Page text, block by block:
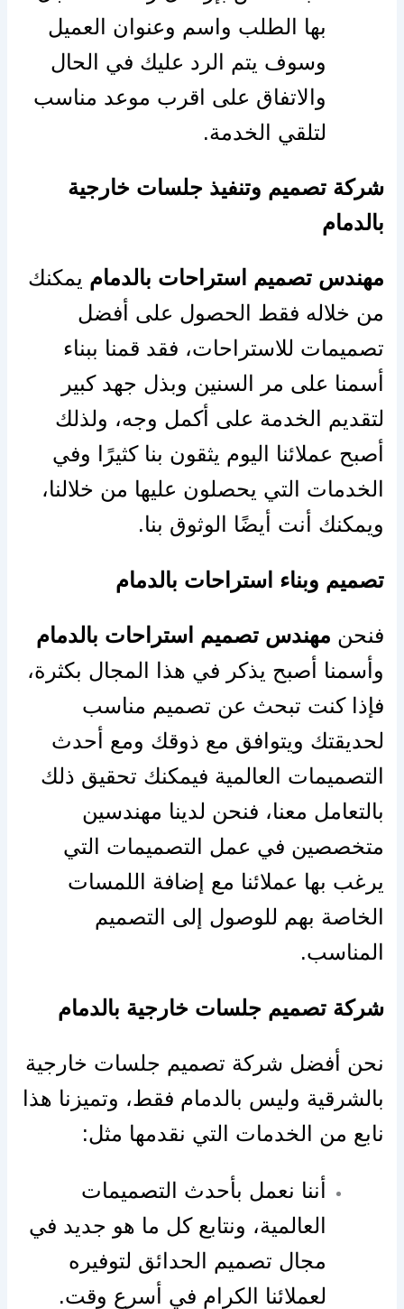
بها الطلب واسم وعنوان العميل
وسوف يتم الرد عليك في الحال
والاتفاق على اقرب موعد مناسب
لتلقي الخدمة.
شركة تصميم وتنفيذ جلسات خارجية
بالدمام
مهندس تصميم استراحات بالدمام يمكنك
من خلاله فقط الحصول على أفضل
تصميمات للاستراحات، فقد قمنا ببناء
أسمنا على مر السنين وبذل جهد كبير
لتقديم الخدمة على أكمل وجه، ولذلك
أصبح عملائنا اليوم يثقون بنا كثيرًا وفي
الخدمات التي يحصلون عليها من خلالنا،
ويمكنك أنت أيضًا الوثوق بنا.
تصميم وبناء استراحات بالدمام
فنحن مهندس تصميم استراحات بالدمام
وأسمنا أصبح يذكر في هذا المجال بكثرة،
فإذا كنت تبحث عن تصميم مناسب
لحديقتك ويتوافق مع ذوقك ومع أحدث
التصميمات العالمية فيمكنك تحقيق ذلك
بالتعامل معنا، فنحن لدينا مهندسين
متخصصين في عمل التصميمات التي
يرغب بها عملائنا مع إضافة اللمسات
الخاصة بهم للوصول إلى التصميم
المناسب.
شركة تصميم جلسات خارجية بالدمام
نحن أفضل شركة تصميم جلسات خارجية
بالشرقية وليس بالدمام فقط، وتميزنا هذا
نابع من الخدمات التي نقدمها مثل:
أننا نعمل بأحدث التصميمات
العالمية، ونتابع كل ما هو جديد في
مجال تصميم الحدائق لتوفيره
لعملائنا الكرام في أسرع وقت.